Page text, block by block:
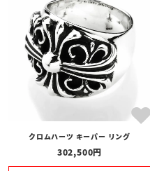
クロムハーツ キーパー リング
302,500